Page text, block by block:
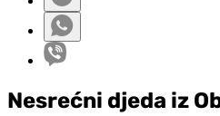
Nesrećni djeda iz